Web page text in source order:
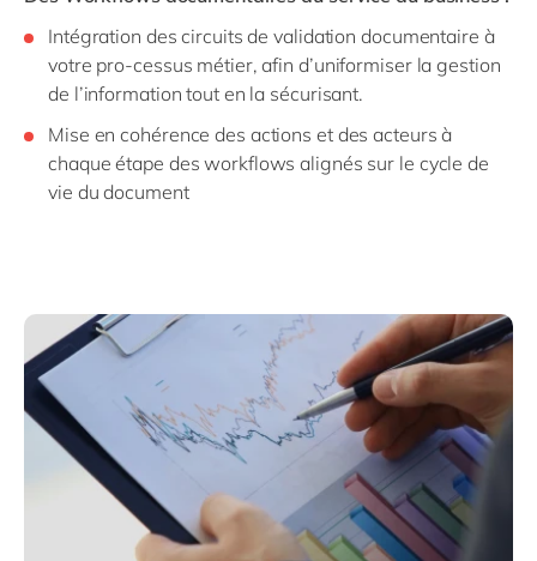
Intégration des circuits de validation documentaire à
votre pro-cessus métier, afin d’uniformiser la gestion
de l’information tout en la sécurisant.
Mise en cohérence des actions et des acteurs à
chaque étape des workflows alignés sur le cycle de
vie du document